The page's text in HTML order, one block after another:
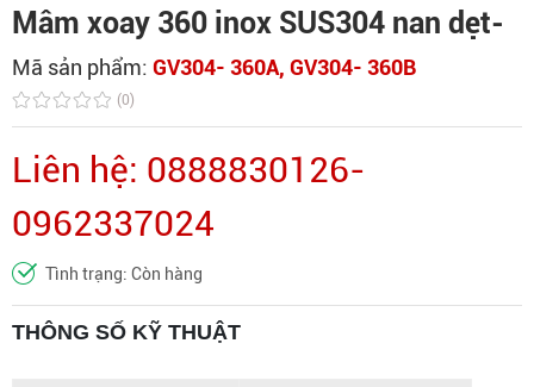
Mâm xoay 360 inox SUS304 nan dẹt-
Mã sản phẩm: GV304- 360A, GV304- 360B
(0)
Liên hệ: 0888830126-
0962337024
Tình trạng: Còn hàng
THÔNG SỐ KỸ THUẬT